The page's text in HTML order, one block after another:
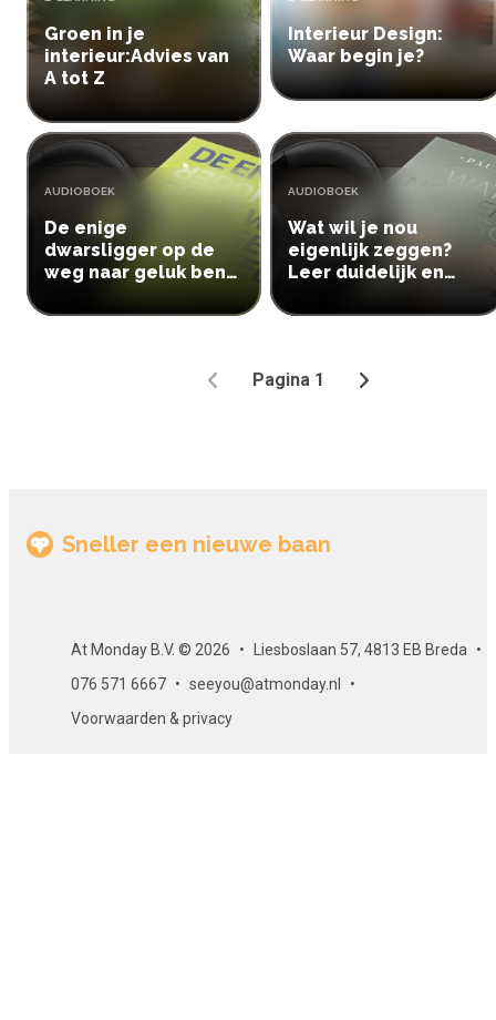
Groen in je
interieur:Advies van
A tot Z
Interieur Design:
Waar begin je?
De enige
dwarsligger op de
weg naar geluk ben
TYPE:
AUDIOBOEK
Wat wil je nou
eigenlijk zeggen?
Leer duidelijk en
communiceren
TYPE:
AUDIOBOEK
Vorige
Pagina 1
Volgende
Sneller een nieuwe baan
At Monday B.V. © 2026
Liesboslaan 57, 4813 EB Breda
076 571 6667
seeyou@atmonday.nl
Voorwaarden & privacy